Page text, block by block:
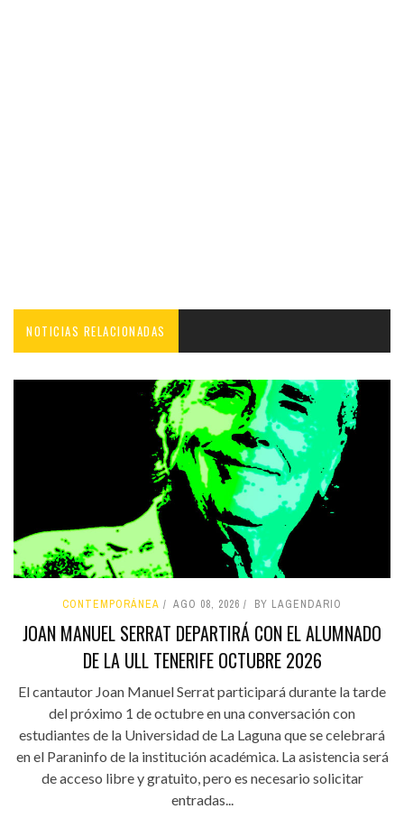
NOTICIAS RELACIONADAS
CONTEMPORÁNEA AGO 08, 2026 BY LAGENDARIO
JOAN MANUEL SERRAT DEPARTIRÁ CON EL ALUMNADO
DE LA ULL TENERIFE OCTUBRE 2026
El cantautor Joan Manuel Serrat participará durante la tarde
del próximo 1 de octubre en una conversación con
estudiantes de la Universidad de La Laguna que se celebrará
en el Paraninfo de la institución académica. La asistencia será
de acceso libre y gratuito, pero es necesario solicitar
entradas...